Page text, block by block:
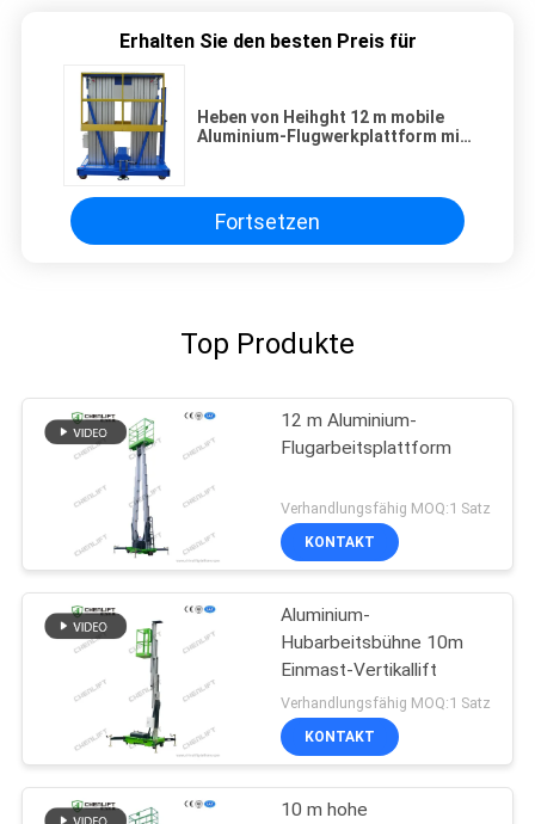
Erhalten Sie den besten Preis für
Heben von Heihght 12 m mobile
Aluminium-Flugwerkplattform mit
Fortsetzen
Top Produkte
12 m Aluminium-
Flugarbeitsplattform
Verhandlungsfähig MOQ:1 Satz
KONTAKT
Aluminium-
Hubarbeitsbühne 10m
Einmast-Vertikallift
Verhandlungsfähig MOQ:1 Satz
KONTAKT
10 m hohe